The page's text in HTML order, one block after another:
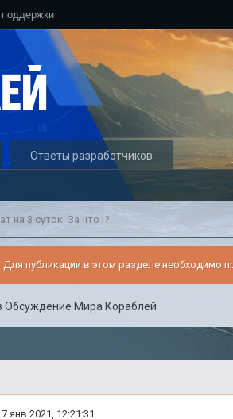
Ответы разработчиков
на 3 суток. За что !?
Для публикации в этом разделе необходимо
Обсуждение Мира Кораблей
7 янв 2021, 12:21:31